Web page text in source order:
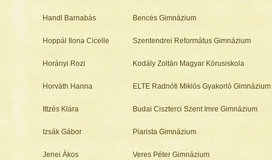
Handl Barnabás Bencés Gimnázium
Hoppál Ilona Cicelle Szentendrei Református Gimnázium
Horányi Rozi Kodály Zoltán Magyar Kórusiskola
Horváth Hanna ELTE Radnóti Miklós Gyakorló Gimnázium
Ittzés Klára Budai Ciszterci Szent Imre Gimnázium
Izsák Gábor Piarista Gimnázium
Jenei Ákos Veres Péter Gimnázium